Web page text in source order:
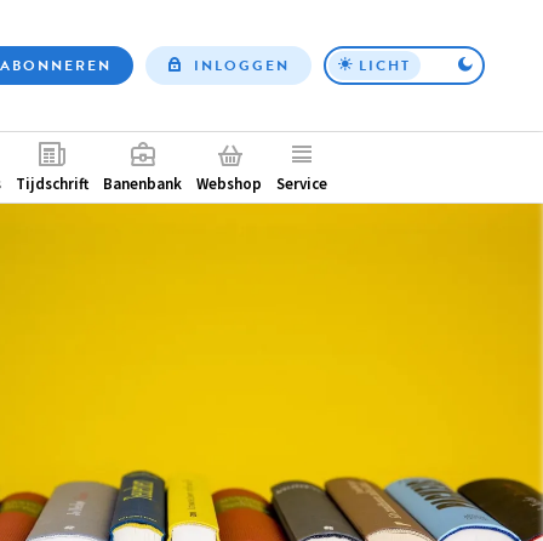
Top
ABONNEREN INLOGGEN LICHT
Tijdschrift Banenbank Webshop Service